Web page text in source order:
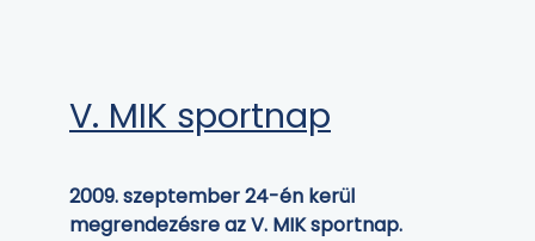
V. MIK sportnap
2009. szeptember 24-én kerül
megrendezésre az V. MIK sportnap.